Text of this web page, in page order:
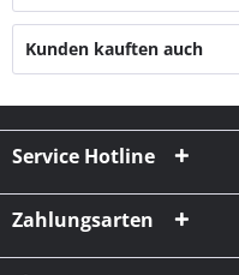
Kunden kauften auch
Service Hotline
Zahlungsarten